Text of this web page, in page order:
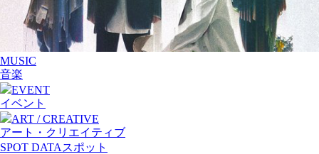
MUSIC
音楽
EVENT
イベント
ART / CREATIVE
アート・クリエイティブ
SPOT DATA スポット